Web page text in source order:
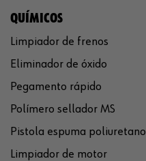
QUÍMICOS
Limpiador de frenos
Eliminador de óxido
Pegamento rápido
Polímero sellador MS
Pistola espuma poliuretano
Limpiador de motor